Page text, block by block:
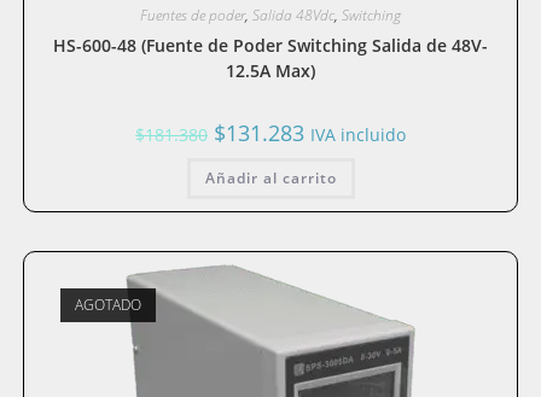
Fuentes de poder, Salida 48Vdc, Switching
HS-600-48 (Fuente de Poder Switching Salida de 48V-
12.5A Max)
$181.380 El
precio
era:
$131.283 El
precio
es:
IVA incluido
Añadir al carrito
AGOTADO